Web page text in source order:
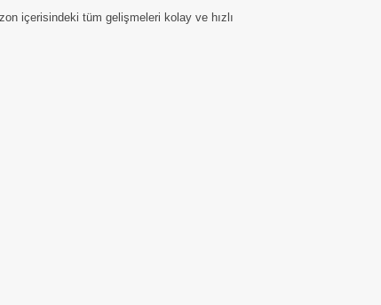
içerisindeki tüm gelişmeleri kolay ve hızlı